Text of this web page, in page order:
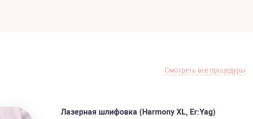
Смотреть все процедуры
Лазерная шлифовка (Harmony XL, Er:Yag)